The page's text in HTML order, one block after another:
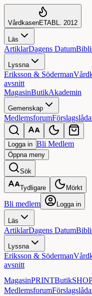
VårdkasenETABL. 2012
Läs
ArtiklarDagens Datum
Lyssna
Eriksson & Söderman
avsnitt
MagasinButikAkademin
Gemenskap
Medlemsforum
Logga in Bli Medlem
Öppnameny
Sök
Tydligare Mörkt
Bli medlem Logga in
Läs
ArtiklarDagens Datum
Lyssna
Eriksson & Söderman
avsnitt
MagasinPRINTButikSHOP
Medlemsforum